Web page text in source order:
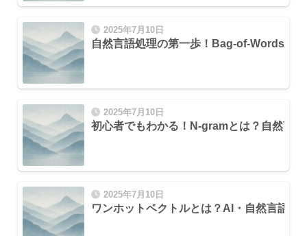
2025年7月10日
自然言語処理の第一歩！Bag-of-
2025年7月10日
初心者でもわかる！N-gramとは？自然言
2025年7月10日
ワンホットベクトルとは？AI・自然言語処